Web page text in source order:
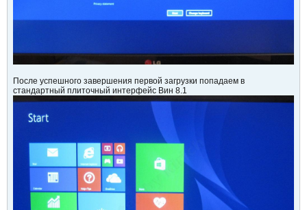
После успешного завершения первой загрузки попадаем в
стандартный плиточный интерфейс Вин 8.1